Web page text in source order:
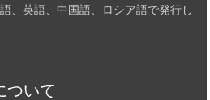
、英語、中国語、ロシア語で発行し
ついて